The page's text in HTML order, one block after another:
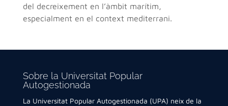
del decreixement en l’àmbit marítim,
especialment en el context mediterrani.
Sobre la Universitat Popular
Autogestionada
La Universitat Popular Autogestionada (UPA) neix de la